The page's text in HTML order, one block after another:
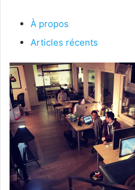
À propos
Articles récents